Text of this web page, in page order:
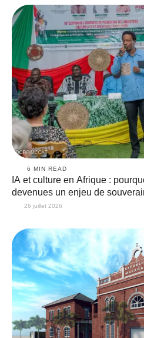
6 MIN READ
IA et culture en Afrique :
devenues un enjeu de
26 juillet 2026